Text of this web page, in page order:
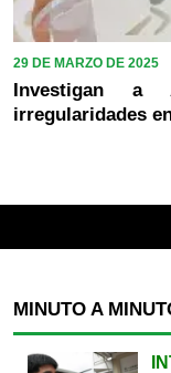
29 DE MARZO DE 2025
Investigan a
irregularidades
MINUTO A